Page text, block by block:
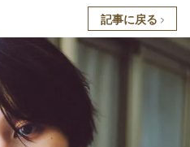
記事に戻る